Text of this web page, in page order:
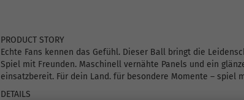
PRODUCT STORY
Echte Fans kennen das Gefühl. Dieser Ball bringt die
Spiel mit Freunden. Maschinell vernähte Panels und ein
einsatzbereit. Für dein Land. für besondere Momente – spiel
DETAILS